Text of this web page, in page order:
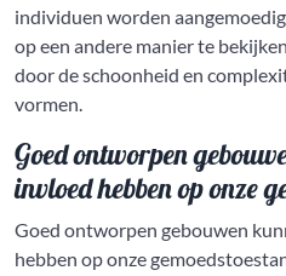
individuen worden
op een andere manier te
door de schoonheid en
vormen.
Goed ontworpen
invloed hebben op onze
Goed ontworpen gebouwen
hebben op onze